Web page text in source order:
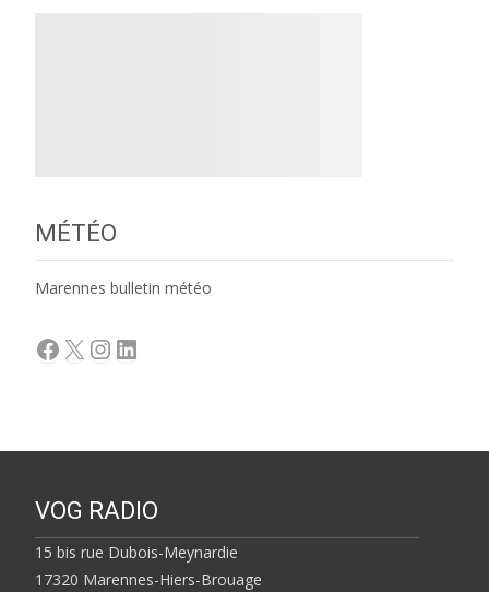
MÉTÉO
Marennes bulletin météo
Facebook
X Instagram
LinkedIn
VOG RADIO
15 bis rue Dubois-Meynardie
17320 Marennes-Hiers-Brouage